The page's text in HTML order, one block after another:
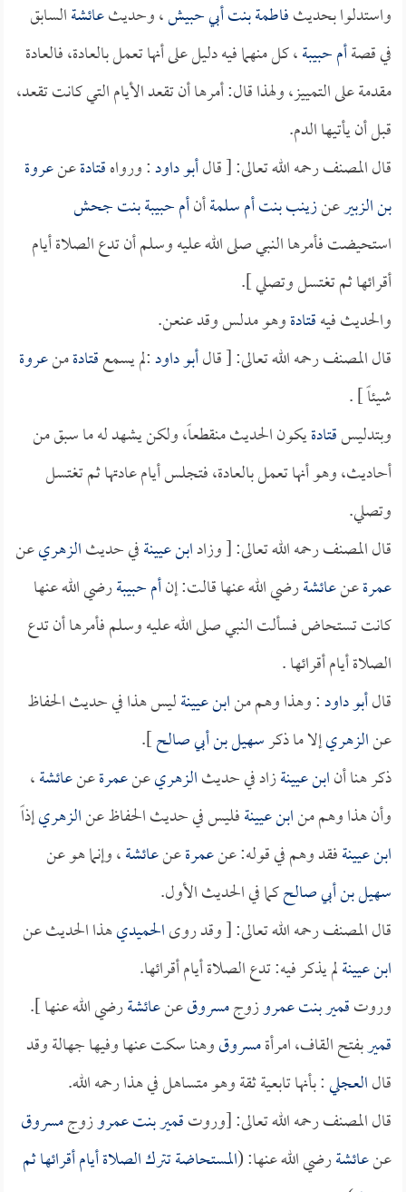
واستدلوا بحديثفاطمة بنت أبي حبيش، وحديثعائشةالسابق
في قصةأم حبيبة، كل منهما فيه دليل على أنها تعمل بالعادة، فالعادة
مقدمة على التمييز، ولهذا قال: أمرها أن تقعد الأيام التي كانت تقعد،
قبل أن يأتيها الدم.
قال المصنف رحمه الله تعالى: [ قالأبو داود: ورواهقتادةعنعروة
بن الزبيرعنزينب بنت أم سلمةأنأم حبيبة بنت جحش
استحيضت فأمرها النبي صلى الله عليه وسلم أن تدع الصلاة أيام
أقرائها ثم تغتسل وتصلي ].
والحديث فيهقتادةوهو مدلس وقد عنعن.
قال المصنف رحمه الله تعالى: [ قالأبو داود:لم يسمعقتادةمنعروة
شيئاً ] .
وبتدليسقتادةيكون الحديث منقطعاً، ولكن يشهد له ما سبق من
أحاديث، وهو أنها تعمل بالعادة، فتجلس أيام عادتها ثم تغتسل
وتصلي.
قال المصنف رحمه الله تعالى: [ وزادابن عيينةفي حديثالزهريعن
عمرةعنعائشةرضي الله عنها قالت: إنأم حبيبةرضي الله عنها
كانت تستحاض فسألت النبي صلى الله عليه وسلم فأمرها أن تدع
الصلاة أيام أقرائها .
قالأبو داود: وهذا وهم منابن عيينةليس هذا في حديث الحفاظ
عنالزهريإلا ما ذكرسهيل بن أبي صالح].
ذكر هنا أنابن عيينةزاد في حديثالزهريعنعمرةعنعائشة،
وأن هذا وهم منابن عيينةفليس في حديث الحفاظ عنالزهريإذاً
ابن عيينةفقد وهم في قوله: عنعمرةعنعائشة، وإنما هو عن
سهيل بن أبي صالحكما في الحديث الأول.
قال المصنف رحمه الله تعالى: [ وقد روىالحميديهذا الحديث عن
ابن عيينةلم يذكر فيه: تدع الصلاة أيام أقرائها.
وروتقمير بنت عمروزوجمسروقعنعائشةرضي الله عنها ].
قميربفتح القاف، امرأةمسروقوهنا سكت عنها وفيها جهالة وقد
قالالعجلي: بأنها تابعية ثقة وهو متساهل في هذا رحمه الله.
قال المصنف رحمه الله تعالى: [وروتقمير بنت عمروزوجمسروق
عنعائشةرضي الله عنها: (المستحاضة تترك الصلاة أيام أقرائها ثم